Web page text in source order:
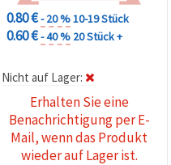
0.80 €- 20 %10-19 Stück
0.60 €- 40 % 20 Stück +
Nicht auf Lager:
Erhalten Sie eine
Benachrichtigung per E-
Mail, wenn das Produkt
wieder auf Lager ist.